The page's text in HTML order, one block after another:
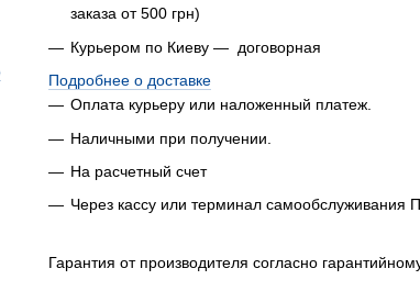
заказа от 500 грн)
Курьером по Киеву — договорная
Подробнее о доставке
Оплата курьеру или наложенный платеж.
Наличными при получении.
На расчетный счет
Через кассу или терминал самообслуживания
Гарантия от производителя согласно